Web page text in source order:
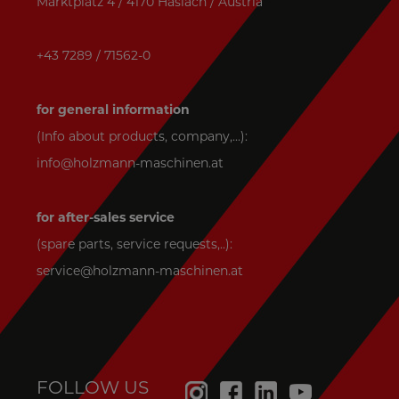
+43 7289 / 71562-0
for general information
(Info about products, company,...):
info@holzmann-maschinen.at
for after-sales service
(spare parts, service requests,..):
service@holzmann-maschinen.at
FOLLOW US